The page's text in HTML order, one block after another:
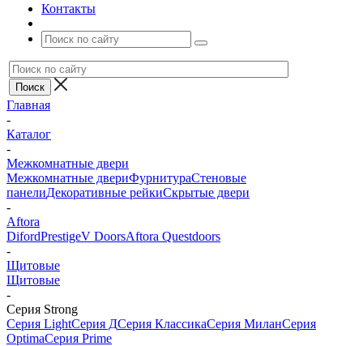
Контакты
Главная
-
Каталог
-
Межкомнатные двери
Межкомнатные двериФурнитураСтеновые
панелиДекоративные рейкиСкрытые двери
-
Aftora
DifordPrestigeV DoorsAftora Questdoors
-
Щитовые
Щитовые
-
Серия Strong
Серия LightСерия ДСерия КлассикаСерия МиланСерия
ОptimaСерия Prime